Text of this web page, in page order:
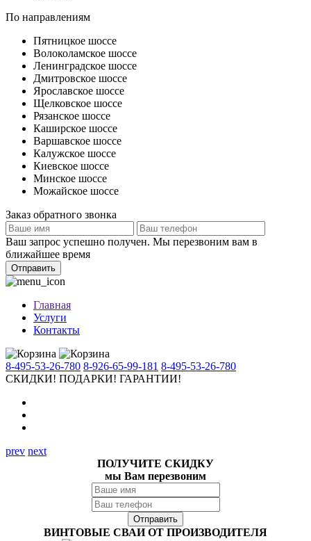
По направлениям
Пятницкое шоссе
Волоколамское шоссе
Ленинградское шоссе
Дмитровское шоссе
Ярославское шоссе
Щелковское шоссе
Рязанское шоссе
Каширское шоссе
Варшавское шоссе
Калужское шоссе
Киевское шоссе
Минское шоссе
Можайское шоссе
Заказ обратного звонка
Ваш запрос успешно получен. Мы перезвоним вам в
ближайшее время
Отправить
Главная
Услуги
Контакты
8-495-53-26-780 8-926-65-99-181 8-495-53-26-780
СКИДКИ! ПОДАРКИ! ГАРАНТИИ!
prev next
ПОЛУЧИТЕ СКИДКУ
мы Вам перезвоним
ВИНТОВЫЕ СВАИ ОТ ПРОИЗВОДИТЕЛЯ